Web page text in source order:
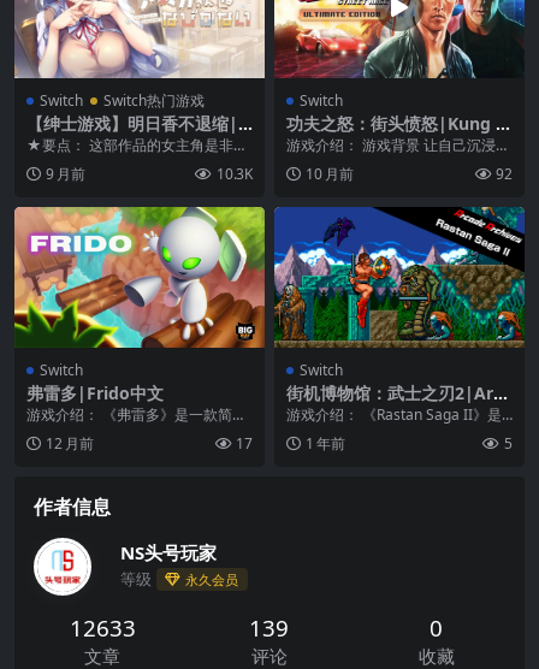
Switch Switch热门游戏
【绅士游戏】明日香不退缩|S
unrise does not shrink汉化
★要点： 这部作品的女主角是非常
严厉的学生会长。 对恋爱也不感兴
趣，告白后散去的...
9 月前 10.3K
Switch
功夫之怒：街头愤怒|Kung F
ury: Street Rage中文
游戏介绍： 游戏背景 让自己沉浸前
所未有的《KUNG FURY》情境之
中，与主人...
10 月前 92
Switch
弗雷多|Frido中文
游戏介绍： 《弗雷多》是一款简单
的儿童和成人游戏，灵感来自21世
纪初流行的街机游...
12 月前 17
Switch
街机博物馆：武士之刃2|Arca
de Archives: Rastan Saga II
游戏介绍： 《Rastan Saga II》是 T
AITO 于 1988 年发行...
1 年前 5
作者信息
NS头号玩家
等级 永久会员
12633
文章
139
评论
0
收藏